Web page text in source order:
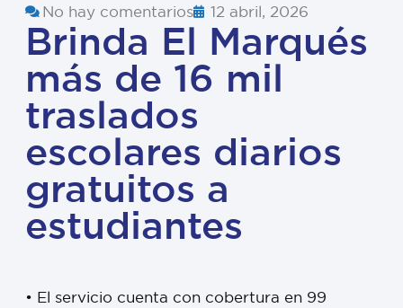
No hay comentarios 12 abril, 2026
Brinda El Marqués
más de 16 mil
traslados
escolares diarios
gratuitos a
estudiantes
• El servicio cuenta con cobertura en 99